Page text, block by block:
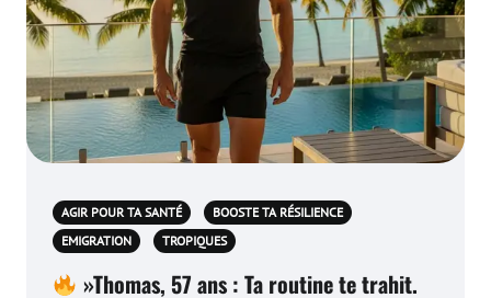
AGIR POUR TA SANTÉ
BOOSTE TA RÉSILIENCE
EMIGRATION
TROPIQUES
»Thomas, 57 ans : Ta routine te trahit.